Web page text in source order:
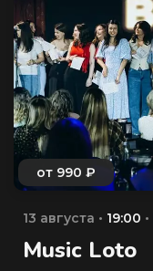
13 августа • 19:00 •
Music Loto